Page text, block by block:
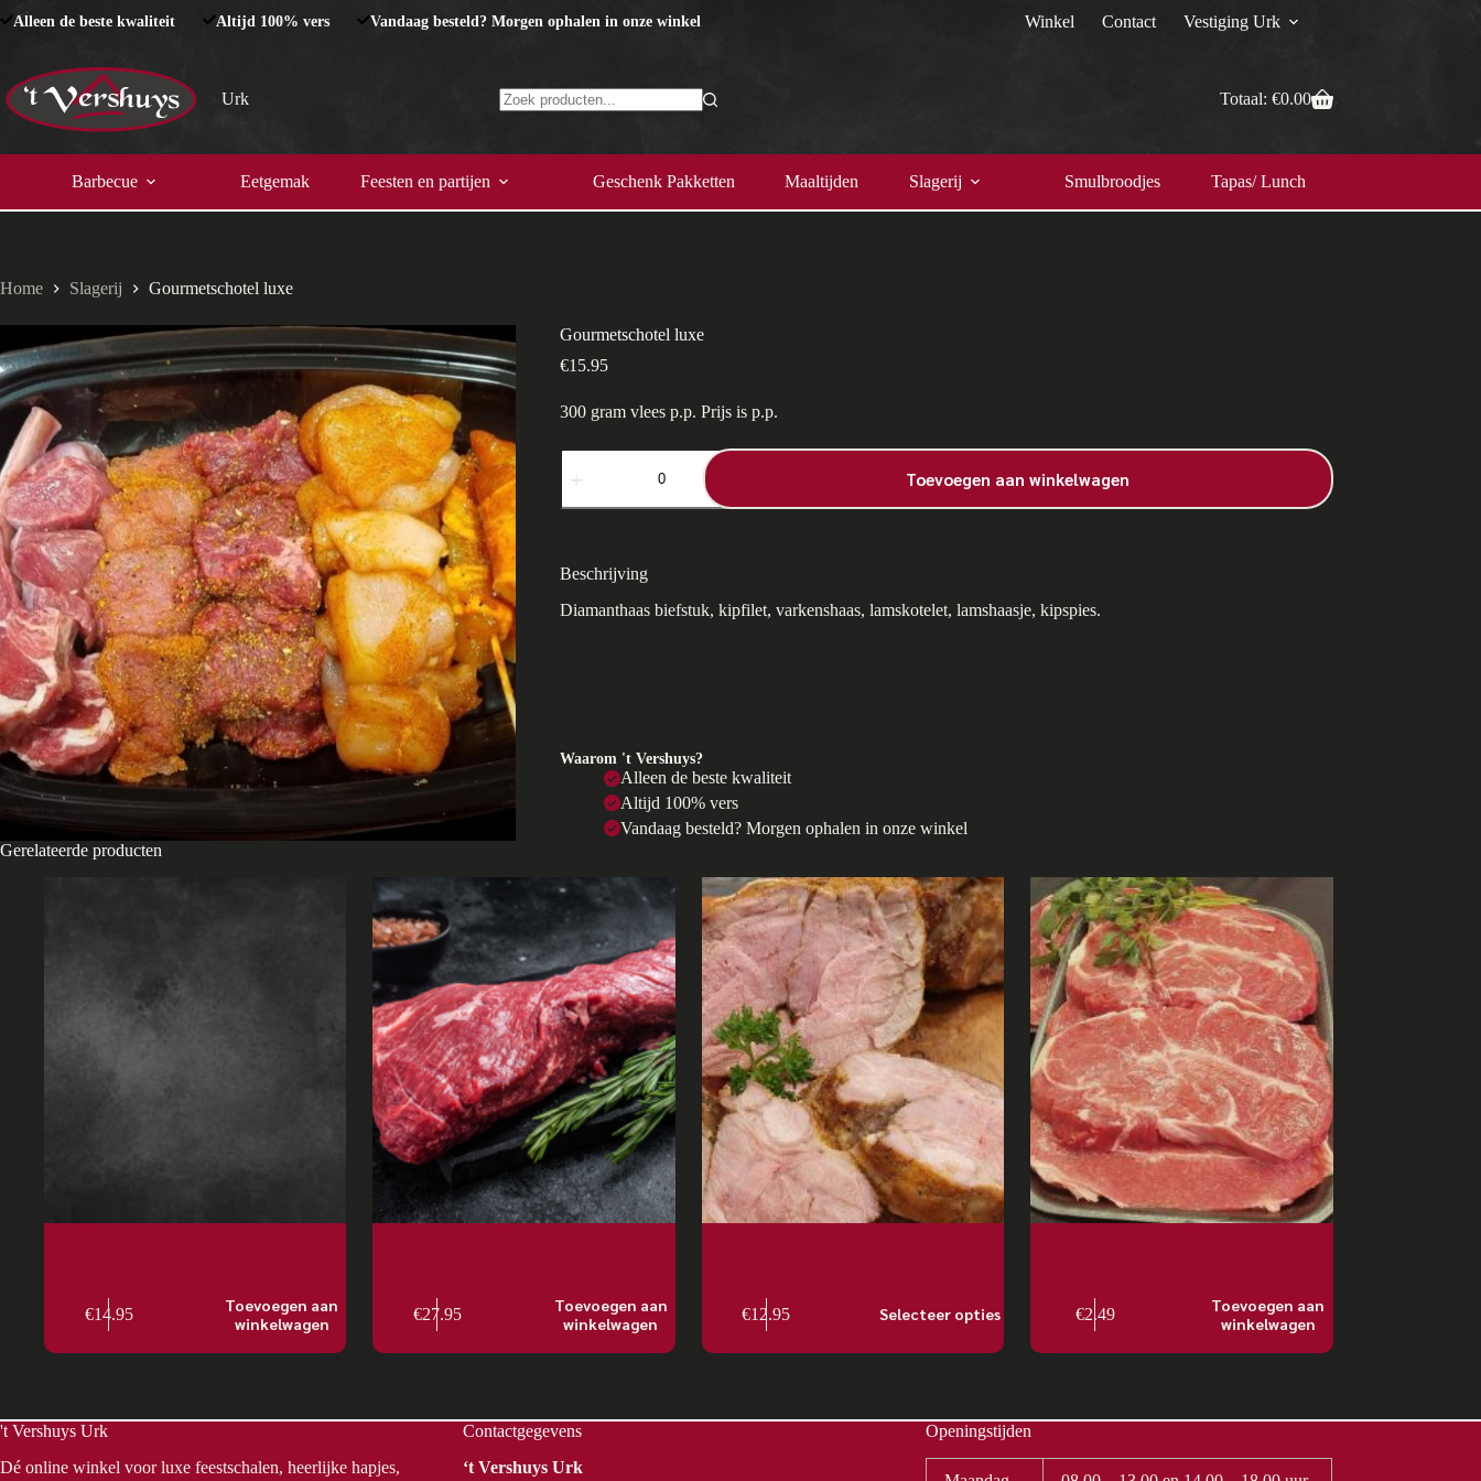
naarAlleen de beste kwaliteit Altijd 100% vers Vandaag besteld? Morgen ophalen in onze winkel Winkel Contact Vestiging Urk
Urk
Totaal: €0.00
Barbecue Eetgemak Feesten en partijen Geschenk Pakketten Maaltijden Slagerij Smulbroodjes Tapas/ Lunch
Home Slagerij Gourmetschotel luxe
Gourmetschotel luxe
€15.95
300 gram vlees p.p. Prijs is p.p.
Gourmetschotel
luxe
Toevoegen aan winkelwagen
Beschrijving
Diamanthaas biefstuk, kipfilet, varkenshaas, lamskotelet, lamshaasje, kipspies.
Waarom 't Vershuys?
Alleen de beste kwaliteit
Altijd 100% vers
Vandaag besteld? Morgen ophalen in onze winkel
Gerelateerde producten
€14.95
Toevoegen aan
winkelwagen
€27.95
Toevoegen aan
winkelwagen
€12.95 Selecteer opties €2.49
Toevoegen aan
winkelwagen
't Vershuys Urk
Dé online winkel voor luxe feestschalen, heerlijke hapjes,
Contactgegevens
‘t Vershuys Urk
Openingstijden